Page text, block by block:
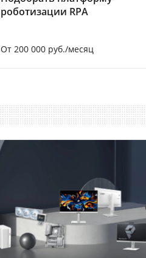
роботизации RPA
От 200 000 руб./месяц